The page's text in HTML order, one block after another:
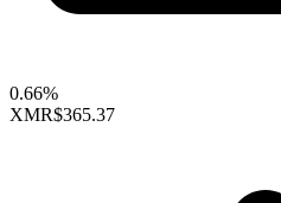
0.66%
XMR$365.37